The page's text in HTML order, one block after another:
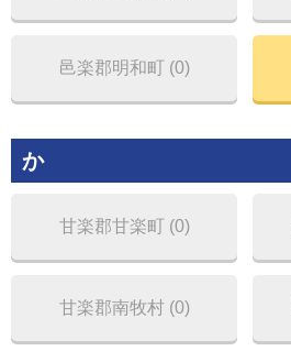
邑楽郡明和町 (0)
か
甘楽郡甘楽町 (0)
甘楽郡南牧村 (0)